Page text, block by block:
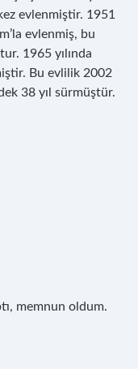
evlenmiştir. 1951
evlenmiş, bu
1965 yılında
Bu evlilik 2002
38 yıl sürmüştür.
memnun oldum.